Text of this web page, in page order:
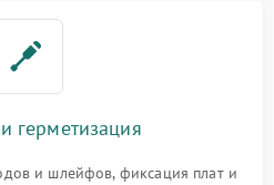
герметизация
и шлейфов, фиксация плат и